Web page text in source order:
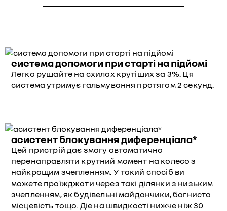
система допомоги при старті на підйомі
Легко рушайте на схилах крутіших за 3%. Ця
система утримує гальмування протягом 2 секунд.
асистент блокування диференціала*
Цей пристрій дає змогу автоматично
перенаправляти крутний момент на колесо з
найкращим зчепленням. У такий спосіб ви
можете проїжджати через такі ділянки з низьким
зчепленням, як будівельні майданчики, багниста
місцевість тощо. Діє на швидкості нижче ніж 30